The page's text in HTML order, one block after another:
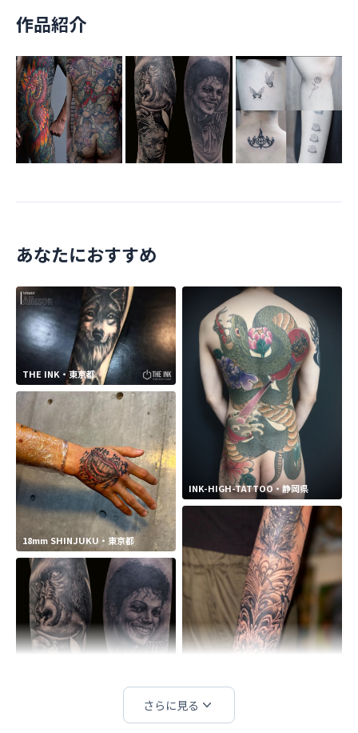
作品紹介
あなたにおすすめ
THE INK・東京都
18mm SHINJUKU・東京都
SOUKA DESIGN STUDIO・東京都
INK-HIGH-TATTOO・静岡県
STUDIO ARRUDEMO・東京都
さらに見る